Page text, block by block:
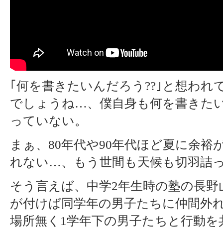
｢何を書きたいんだろう??｣と想われ
でしょうね…、僕自身も何を書きた
っていない。
まぁ、80年代や90年代ほど夏に余裕
れない…、もう世間も天候も切羽詰
そう言えば、中学2年生時の塾の長
が付けば同学年の男子たちに仲間外
場所無く1学年下の男子たちと行動